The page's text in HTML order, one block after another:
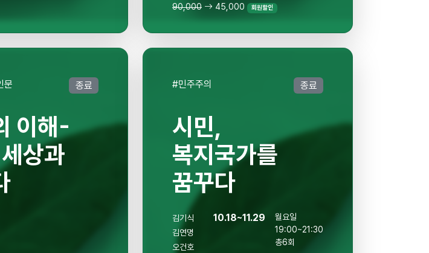
90,000
45,000 회원할인
문 종료
이해-
상과
#민주주의 종료
시민,
복지국가를
꿈꾸다
김기식
김연명
오건호
10.18~11.29
월요일
19:00~21:30
총6회